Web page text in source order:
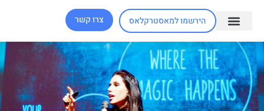
הירשמו למאסטרקלאס צרו קשר